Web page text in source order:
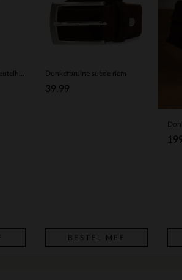
Donkerbruine suède riem
39.99
BESTEL MEE